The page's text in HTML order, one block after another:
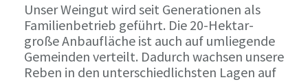
Unser Weingut wird seit Generationen als
Familienbetrieb geführt. Die 20-Hektar-
große Anbaufläche ist auch auf umliegende
Gemeinden verteilt. Dadurch wachsen unsere
Reben in den unterschiedlichsten Lagen auf